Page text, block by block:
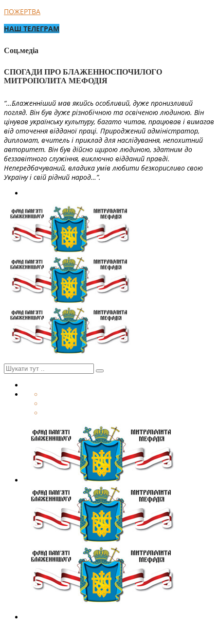
ПОЖЕРТВА
НАШ ТЕЛЕГРАМ
Соц.медіа
СПОГАДИ ПРО БЛАЖЕННОСПОЧИЛОГО
МИТРОПОЛИТА МЕФОДІЯ
“…Блаженніший мав якийсь особливий, дуже пронизливий
погляд. Він був дуже різнобічною та освіченою людиною. Він
цінував українську культуру, багато читав, працював і вимагав
від оточення відданої праці. Природжений адміністратор,
дипломат, вчитель і приклад для наслідування, непохитний
авторитет. Він був дійсно щирою людиною, здатним до
беззавітного служіння, виключно відданий правді.
Непередбачуваний, владика умів любити безкорисливо свою
Україну і свій рідний народ…”.